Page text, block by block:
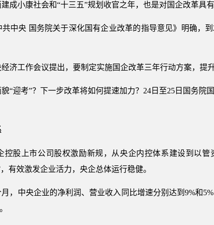
建成小康社会和“十三五”规划收官之年，也是对国企改革
中央 国务院关于深化国有企业改革的指导意见》明确，
济工作会议提出，要制定实施国企改革三年行动方案，提
“迎考”？下一步改革将如何提速加力？24日至25日国务院
控股上市公司股权激励新规，从央企内控体系建设到以
有效激发企业活力，央企总体运行稳健。
，中央企业的净利润、营业收入同比增速分别达到9%和